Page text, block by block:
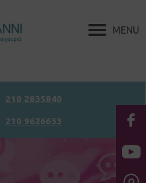
210 2835840
210 9626633